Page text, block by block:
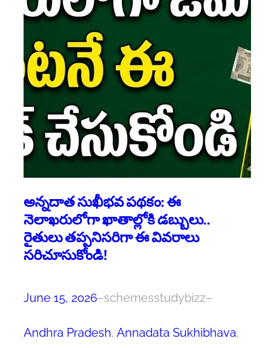
అన్నదాత సుఖీభవ పథకం: ఈ
నెలాఖరులోగా ఖాతాల్లోకి డబ్బులు..
రైతులు తప్పనిసరిగా ఈ వివరాలు
సరిచూసుకోండి!
June 15, 2026–schemesstudybizz–
Andhra Pradesh, Annadata Sukhibhava